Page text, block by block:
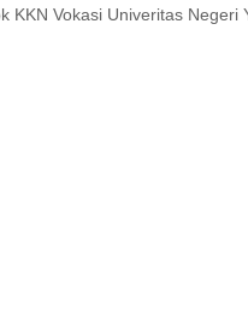
KKN Vokasi Univeritas Negeri